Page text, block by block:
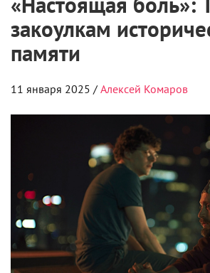
закоулкам
памяти
11 января 2025 / Алексей Комаров